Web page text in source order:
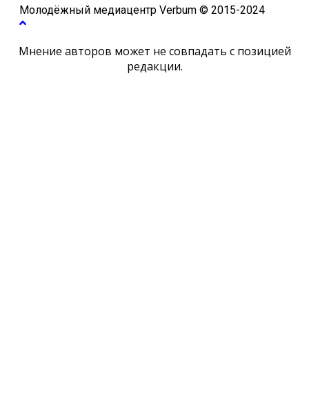
Молодёжный медиацентр Verbum © 2015-2024
Мнение авторов может не совпадать с позицией
редакции.